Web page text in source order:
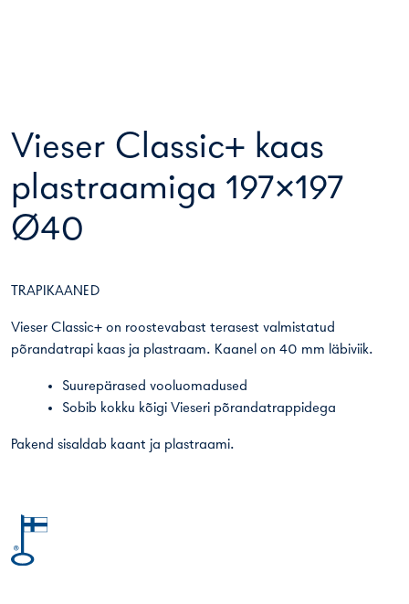
Vieser Classic+ kaas
plastraamiga 197×197
Ø40
TRAPIKAANED
Vieser Classic+ on roostevabast terasest valmistatud
põrandatrapi kaas ja plastraam. Kaanel on 40 mm läbiviik.
Suurepärased vooluomadused
Sobib kokku kõigi Vieseri põrandatrappidega
Pakend sisaldab kaant ja plastraami.